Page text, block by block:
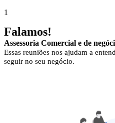
1
Falamos!
Assessoria Comercial e de
Essas reuniões nos ajudam a
seguir no seu negócio.